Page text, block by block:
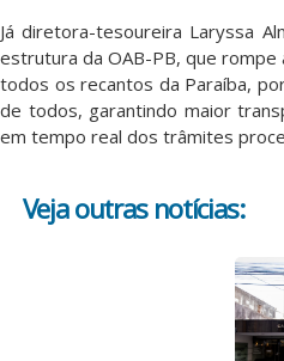
Já diretora-tesoureira Laryssa
estrutura da OAB-PB, que rompe
todos os recantos da Paraíba,
de todos, garantindo maior
em tempo real dos trâmites
Veja outras notícias: